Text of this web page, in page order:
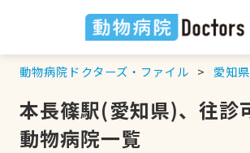
動物病院ドクターズ・ファイル 愛知県
本長篠駅(愛知県)、往診
動物病院一覧